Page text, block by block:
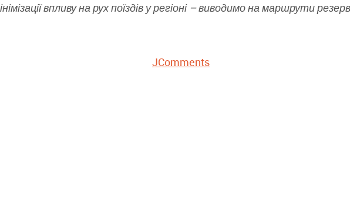
впливу на рух поїздів у регіоні – виводимо на маршрути
JComments